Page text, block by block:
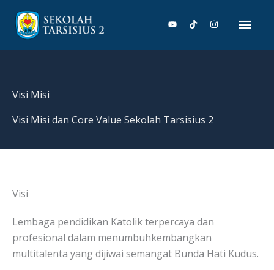
konten
Visi Misi
Visi Misi dan Core Value Sekolah Tarsisius 2
Visi
Lembaga pendidikan Katolik terpercaya dan
profesional dalam menumbuhkembangkan
multitalenta yang dijiwai semangat Bunda Hati Kudus.